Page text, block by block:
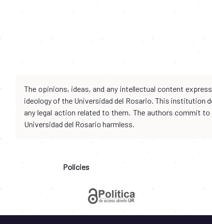
The opinions, ideas, and any intellectual content
ideology of the Universidad del Rosario. This institution
any legal action related to them. The authors commit
Universidad del Rosario harmless.
Policies